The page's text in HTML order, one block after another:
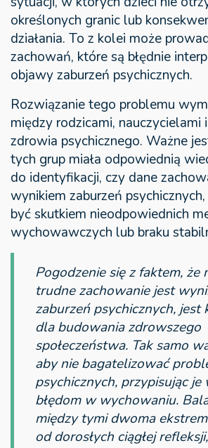
określonych granic lub
działania. To z kolei może
zachowań, które są błędnie
objawy zaburzeń psychicznych.
Rozwiązanie tego problemu
między rodzicami, nauczycielami
zdrowia psychicznego. Ważne
tych grup miała odpowiednią
do identyfikacji, czy dane
wynikiem zaburzeń
być skutkiem nieodpowiednich
wychowawczych lub braku
Pogodzenie się z faktem, że
trudne zachowanie jest
zaburzeń psychicznych, jest
dla budowania zdrowszego
społeczeństwa. Tak samo
aby nie bagatelizować
psychicznych, przypisując je
błędom w wychowaniu.
między tymi dwoma
od dorosłych ciągłej